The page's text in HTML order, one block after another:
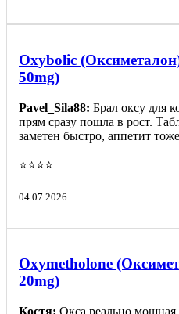
Oxybolic
50mg)
Pavel_Sila88: Брал оксу для
прям сразу пошла в рост.
заметен быстро, аппетит
⭐️⭐️⭐️⭐️
04.07.2026
Oxymetholone
20mg)